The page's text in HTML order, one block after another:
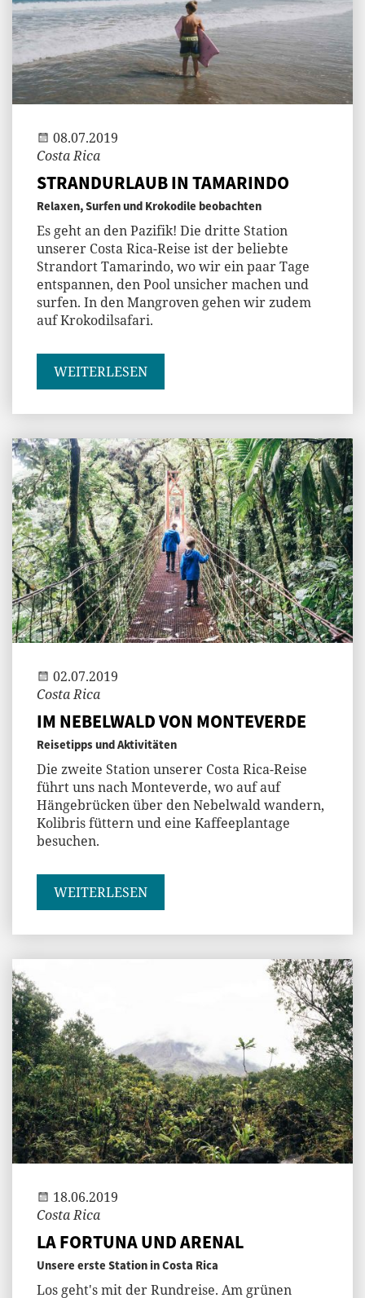
Andi
08.07.2019
Costa Rica
STRANDURLAUB IN TAMARINDO
Relaxen, Surfen und Krokodile beobachten
Es geht an den Pazifik! Die dritte Station
unserer Costa Rica-Reise ist der beliebte
Strandort Tamarindo, wo wir ein paar Tage
entspannen, den Pool unsicher machen und
surfen. In den Mangroven gehen wir zudem
auf Krokodilsafari.
WEITERLESEN
Andi
02.07.2019
Costa Rica
IM NEBELWALD VON MONTEVERDE
Reisetipps und Aktivitäten
Die zweite Station unserer Costa Rica-Reise
führt uns nach Monteverde, wo auf auf
Hängebrücken über den Nebelwald wandern,
Kolibris füttern und eine Kaffeeplantage
besuchen.
WEITERLESEN
Andi
18.06.2019
Costa Rica
LA FORTUNA UND ARENAL
Unsere erste Station in Costa Rica
Los geht's mit der Rundreise. Am grünen